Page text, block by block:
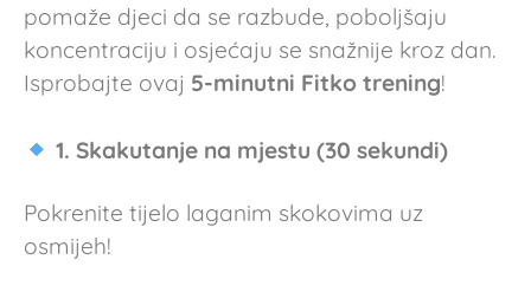
pomaže djeci da se razbude, poboljšaju
koncentraciju i osjećaju se snažnije kroz dan.
Isprobajte ovaj 5-minutni Fitko trening!
1. Skakutanje na mjestu (30 sekundi)
Pokrenite tijelo laganim skokovima uz
osmijeh!